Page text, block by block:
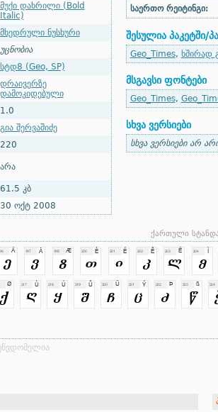
მუქი დახრილი (Bold
Italic)
მხედრული ნუსხური
უცნობია
სტდ8 (Geo, SP)
დრაივერზე
დამოკიდებული
1.0
გია შერვაშიძე
220
არა
61.5 კბ
30 ოქტ 2008
საერთო რეიტინგი:
შესულია პაკეტში/
Geo_Times, ხშირად
მსგავსი ფონტები
Geo_Times,
სხვა ვერსიები
სხვა ვერსიები არ
ქართული